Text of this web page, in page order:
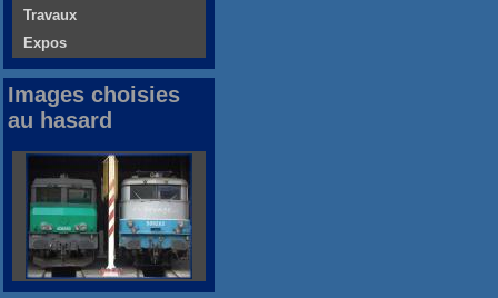
Travaux
Expos
Images choisies
au hasard